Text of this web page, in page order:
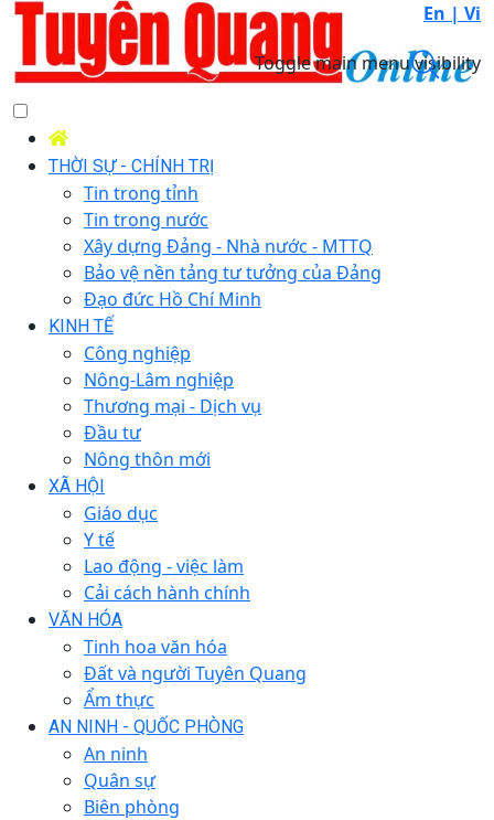
En | Vi
Toggle main menu visibility
THỜI SỰ - CHÍNH TRỊ
Tin trong tỉnh
Tin trong nước
Xây dựng Đảng - Nhà nước - MTTQ
Bảo vệ nền tảng tư tưởng của Đảng
Đạo đức Hồ Chí Minh
KINH TẾ
Công nghiệp
Nông-Lâm nghiệp
Thương mại - Dịch vụ
Đầu tư
Nông thôn mới
XÃ HỘI
Giáo dục
Y tế
Lao động - việc làm
Cải cách hành chính
VĂN HÓA
Tinh hoa văn hóa
Đất và người Tuyên Quang
Ẩm thực
AN NINH - QUỐC PHÒNG
An ninh
Quân sự
Biên phòng